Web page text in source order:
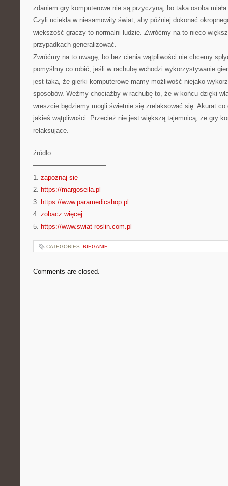
zdaniem gry komputerowe nie są przyczyną, bo taka osoba
Czyli uciekła w niesamowity świat, aby później dokonać
większość graczy to normalni ludzie. Zwróćmy na to nieco
przypadkach generalizować.
Zwróćmy na to uwagę, bo bez cienia wątpliwości nie chcemy
pomyślmy co robić, jeśli w rachubę wchodzi wykorzystywanie
jest taka, że gierki komputerowe mamy możliwość niejako
sposobów. Weźmy chociażby w rachubę to, że w końcu dzięki
wreszcie będziemy mogli świetnie się zrelaksować się. Akurat
jakieś wątpliwości. Przecież nie jest większą tajemnicą, że gry
relaksujące.
źródło:
———————————
1. zapoznaj się
2. https://margoseila.pl
3. https://www.paramedicshop.pl
4. zobacz więcej
5. https://www.swiat-roslin.com.pl
CATEGORIES: BIEGANIE
Comments are closed.